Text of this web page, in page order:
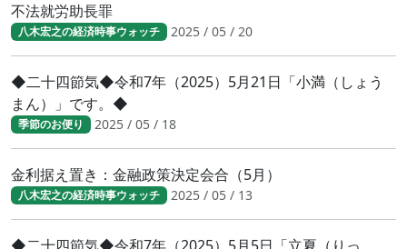
不法就労助長罪
八木宏之の経済時事ウォッチ 2025 / 05 / 20
◆二十四節気◆令和7年（2025）5月21日「小満（しょう
まん）」です。◆
季節のお便り 2025 / 05 / 18
金利据え置き：金融政策決定会合（5月）
八木宏之の経済時事ウォッチ 2025 / 05 / 13